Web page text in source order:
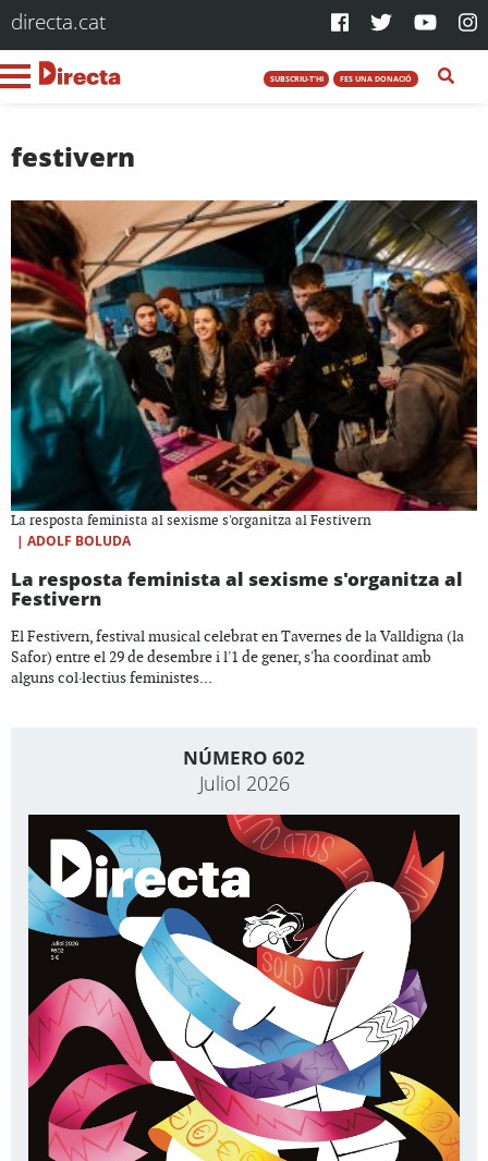
directa.cat
SUBSCRIU-T'HI FES UNA DONACIÓ
festivern
La resposta feminista al sexisme s'organitza al Festivern
| ADOLF BOLUDA
La resposta feminista al sexisme s'organitza al
Festivern
El Festivern, festival musical celebrat en Tavernes de la Valldigna (la
Safor) entre el 29 de desembre i l'1 de gener, s'ha coordinat amb
alguns col·lectius feministes...
NÚMERO 602
Juliol 2026